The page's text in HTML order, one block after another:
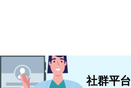
社群平台